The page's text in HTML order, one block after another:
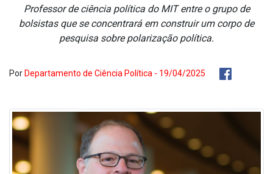
Professor de ciência política do MIT entre o grupo de
bolsistas que se concentrará em construir um corpo de
pesquisa sobre polarização política.
Por Departamento de Ciência Política - 19/04/2025